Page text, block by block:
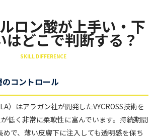
ロン酸が上手い・下
はどこで判断する？
SKILL DIFFERENCE
コントロール
）はアラガン社が開発したVYCROSS技術を
低く非常に柔軟性に富んでいます。持続期間
めで、薄い皮膚下に注入しても透明感を保ち